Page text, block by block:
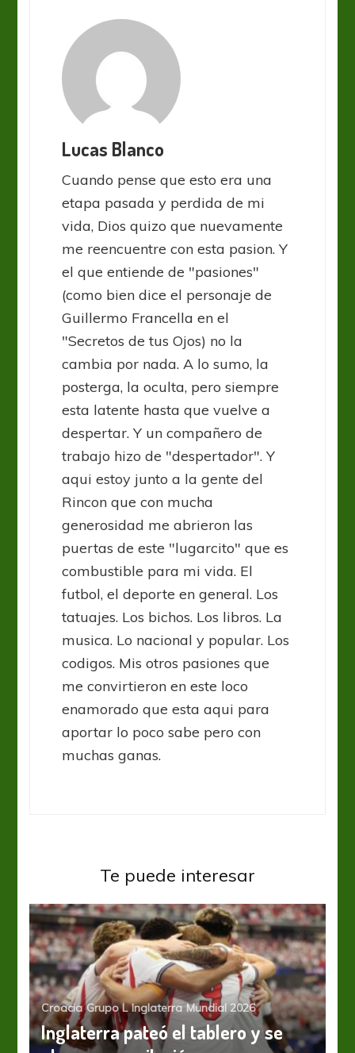
Lucas Blanco
Cuando pense que esto era una
etapa pasada y perdida de mi
vida, Dios quizo que nuevamente
me reencuentre con esta pasion. Y
el que entiende de "pasiones"
(como bien dice el personaje de
Guillermo Francella en el
"Secretos de tus Ojos) no la
cambia por nada. A lo sumo, la
posterga, la oculta, pero siempre
esta latente hasta que vuelve a
despertar. Y un compañero de
trabajo hizo de "despertador". Y
aqui estoy junto a la gente del
Rincon que con mucha
generosidad me abrieron las
puertas de este "lugarcito" que es
combustible para mi vida. El
futbol, el deporte en general. Los
tatuajes. Los bichos. Los libros. La
musica. Lo nacional y popular. Los
codigos. Mis otros pasiones que
me convirtieron en este loco
enamorado que esta aqui para
aportar lo poco sabe pero con
muchas ganas.
Te puede interesar
Croacia Grupo L Inglaterra Mundial 2026
Inglaterra pateó el tablero y se